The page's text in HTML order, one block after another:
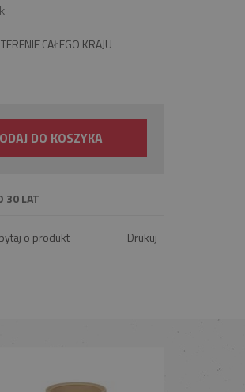
CAŁEGO KRAJU
DO KOSZYKA
30 LAT
o produkt Drukuj